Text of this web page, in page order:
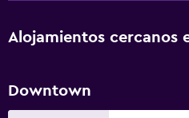
Alojamientos cercanos
Downtown